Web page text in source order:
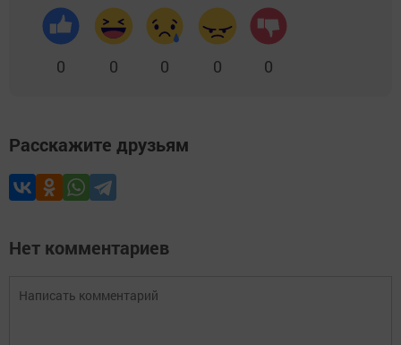
0 0 0 0 0
Расскажите друзьям
Нет комментариев